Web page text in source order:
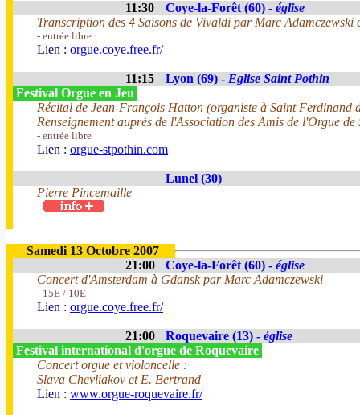
11:30 Coye-la-Forêt (60) - église
Transcription des 4 Saisons de Vivaldi par Marc Adamczewski
- entrée libre
Lien : orgue.coye.free.fr/
11:15 Lyon (69) - Eglise Saint Pothin
Festival Orgue en Jeu
Récital de Jean-François Hatton (organiste à Saint Ferdinand
Renseignement auprès de l'Association des Amis de l'Orgue
- entrée libre
Lien : orgue-stpothin.com
Lunel (30)
Pierre Pincemaille
Samedi 13 Octobre 2007
21:00
Coye-la-Forêt (60) - église
Concert d'Amsterdam à Gdansk par Marc Adamczewski
- 15E / 10E
Lien : orgue.coye.free.fr/
21:00 Roquevaire (13) - église
Festival international d'orgue de Roquevaire
Concert orgue et violoncelle :
Slava Chevliakov et E. Bertrand
Lien : www.orgue-roquevaire.fr/